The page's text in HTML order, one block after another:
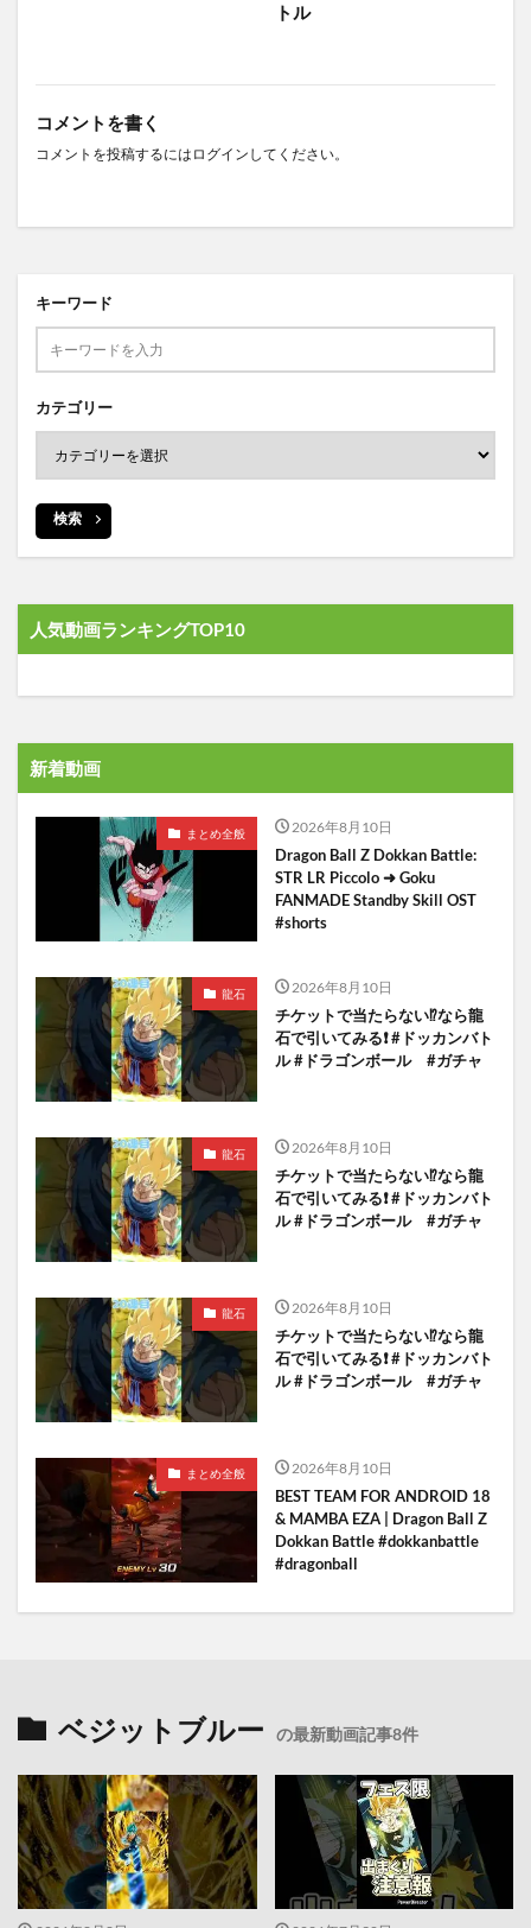
トル
コメントを書く
コメントを投稿するには ログイン してください。
キーワード
カテゴリー
検索
人気動画ランキングTOP10
新着動画
まとめ全般 2026年8月10日
Dragon Ball Z Dokkan Battle:
STR LR Piccolo ➜ Goku
FANMADE Standby Skill OST
#shorts
龍石 2026年8月10日
チケットで当たらない⁉️なら龍
石で引いてみる❗️ #ドッカンバト
ル #ドラゴンボール #ガチャ
龍石 2026年8月10日
チケットで当たらない⁉️なら龍
石で引いてみる❗️ #ドッカンバト
ル #ドラゴンボール #ガチャ
龍石 2026年8月10日
チケットで当たらない⁉️なら龍
石で引いてみる❗️ #ドッカンバト
ル #ドラゴンボール #ガチャ
まとめ全般 2026年8月10日
BEST TEAM FOR ANDROID 18
& MAMBA EZA | Dragon Ball Z
Dokkan Battle #dokkanbattle
#dragonball
ベジットブルー の最新動画記事8件